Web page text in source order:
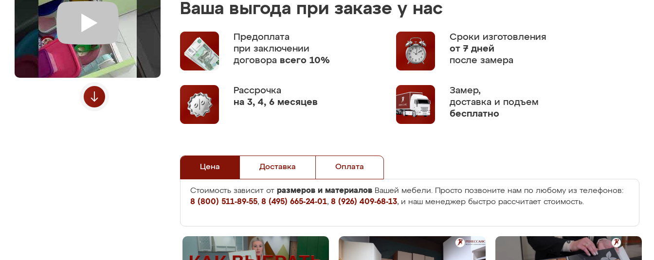
Ваша выгода при заказе у нас
Предоплата
при заключении
договора всего 10%
Сроки изготовления
от 7 дней
после замера
Рассрочка
на 3, 4, 6 месяцев
Замер,
доставка и подъем
бесплатно
Цена Доставка Оплата
Стоимость зависит от размеров и материалов Вашей мебели. Просто позвоните нам по любому из телефонов:
8 (800) 511-89-55, 8 (495) 665-24-01, 8 (926) 409-68-13, и наш менеджер быстро рассчитает стоимость.